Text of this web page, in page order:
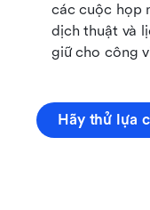
các cuộc họp
dịch thuật và
giữ cho công
Hãy thử lựa